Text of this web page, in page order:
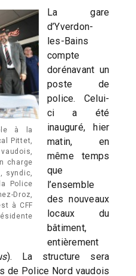
à la
Pittet,
charge
syndic,
Police
Droz,
à CFF
La gare
d’Yverdon-
les-Bains
compte
dorénavant un
poste de
police. Celui-
ci a été
inauguré, hier
matin, en
même temps
que
l’ensemble
des nouveaux
locaux du
bâtiment,
entièrement
). La structure sera
de Police Nord vaudois